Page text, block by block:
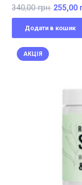
340,00грн.
ціна:
255,00
Додати в кошик
АКЦІЯ